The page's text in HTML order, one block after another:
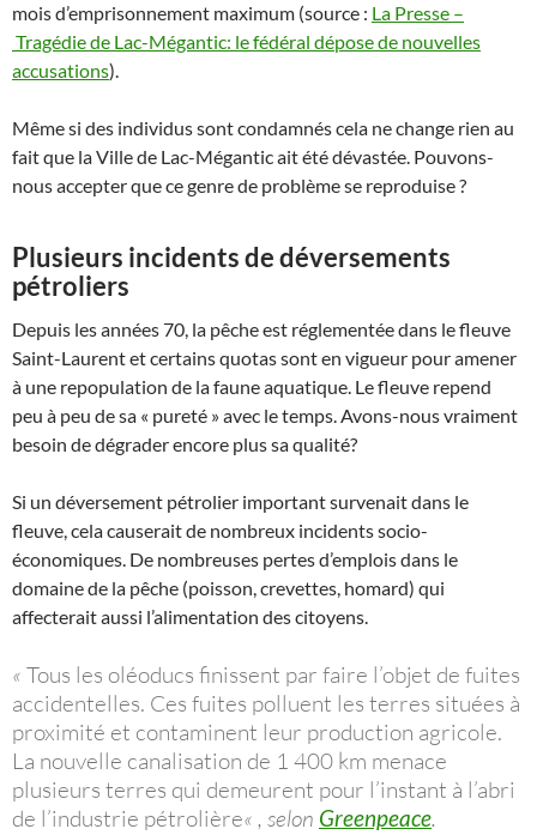
mois d’emprisonnement maximum (source : La Presse –
Tragédie de Lac-Mégantic: le fédéral dépose de nouvelles
accusations).
Même si des individus sont condamnés cela ne change rien au
fait que la Ville de Lac-Mégantic ait été dévastée. Pouvons-
nous accepter que ce genre de problème se reproduise ?
Plusieurs incidents de déversements
pétroliers
Depuis les années 70, la pêche est réglementée dans le fleuve
Saint-Laurent et certains quotas sont en vigueur pour amener
à une repopulation de la faune aquatique. Le fleuve repend
peu à peu de sa « pureté » avec le temps. Avons-nous vraiment
besoin de dégrader encore plus sa qualité?
Si un déversement pétrolier important survenait dans le
fleuve, cela causerait de nombreux incidents socio-
économiques. De nombreuses pertes d’emplois dans le
domaine de la pêche (poisson, crevettes, homard) qui
affecterait aussi l’alimentation des citoyens.
« Tous les oléoducs finissent par faire l’objet de fuites
accidentelles. Ces fuites polluent les terres situées à
proximité et contaminent leur production agricole.
La nouvelle canalisation de 1 400 km menace
plusieurs terres qui demeurent pour l’instant à l’abri
de l’industrie pétrolière« , selon Greenpeace.